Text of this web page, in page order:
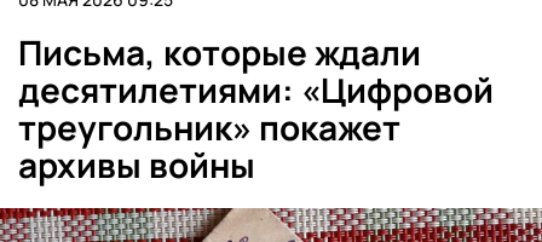
Письма, которые ждали
десятилетиями: «Цифровой
треугольник» покажет
архивы войны